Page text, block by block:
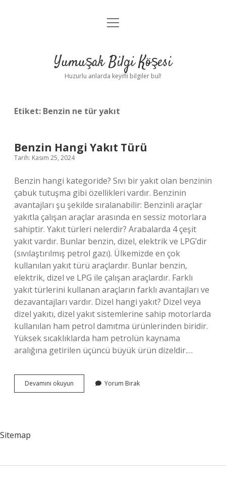
Anasayfa
Yasal Uyarı
menüyü
Yumuşak Bilgi Köşesi
Huzurlu anlarda keyifli bilgiler bul!
Etiket: Benzin ne tür yakıt
Benzin Hangi Yakıt Türü
Tarih: Kasım 25, 2024
Benzin hangi kategoride? Sıvı bir yakıt olan benzinin
çabuk tutuşma gibi özellikleri vardır. Benzinin
avantajları şu şekilde sıralanabilir: Benzinli araçlar
yakıtla çalışan araçlar arasında en sessiz motorlara
sahiptir. Yakıt türleri nelerdir? Arabalarda 4 çeşit
yakıt vardır. Bunlar benzin, dizel, elektrik ve LPG’dir
(sıvılaştırılmış petrol gazı). Ülkemizde en çok
kullanılan yakıt türü araçlardır. Bunlar benzin,
elektrik, dizel ve LPG ile çalışan araçlardır. Farklı
yakıt türlerini kullanan araçların farklı avantajları ve
dezavantajları vardır. Dizel hangi yakıt? Dizel veya
dizel yakıtı, dizel yakıt sistemlerine sahip motorlarda
kullanılan ham petrol damıtma ürünlerinden biridir.
Yüksek sıcaklıklarda ham petrolün kaynama
aralığına getirilen üçüncü büyük ürün dizeldir.…
Devamını okuyun
Hangi
Yorum Bırak
Sitemap